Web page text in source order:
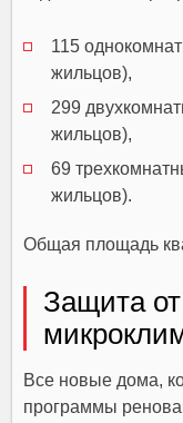
115
жильцов),
299
жильцов),
69
жильцов).
Общая площадь
Защита
Все новые дома,
программы